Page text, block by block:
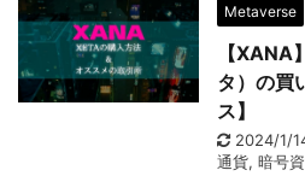
Metaverse
【XANA
タ）の買
ス】
2024/1/
通貨, 暗号